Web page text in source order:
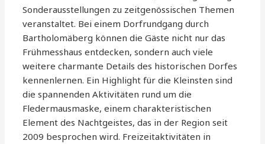
Sonderausstellungen zu zeitgenössischen Themen
veranstaltet. Bei einem Dorfrundgang durch
Bartholomäberg können die Gäste nicht nur das
Frühmesshaus entdecken, sondern auch viele
weitere charmante Details des historischen Dorfes
kennenlernen. Ein Highlight für die Kleinsten sind
die spannenden Aktivitäten rund um die
Fledermausmaske, einem charakteristischen
Element des Nachtgeistes, das in der Region seit
2009 besprochen wird. Freizeitaktivitäten in